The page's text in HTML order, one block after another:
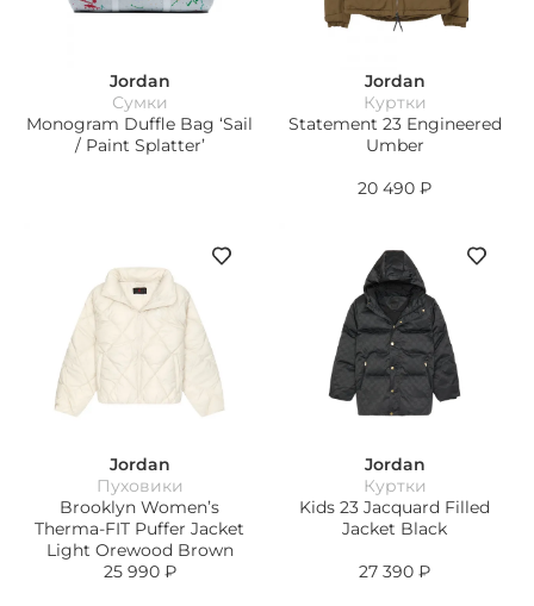
Jordan
Сумки
Monogram Duffle Bag ‘Sail
/ Paint Splatter’
Jordan
Куртки
Statement 23 Engineered
Umber
20 490 ₽
Jordan
Пуховики
Brooklyn Women’s
Therma-FIT Puffer Jacket
Light Orewood Brown
25 990 ₽
Jordan
Куртки
Kids 23 Jacquard Filled
Jacket Black
27 390 ₽